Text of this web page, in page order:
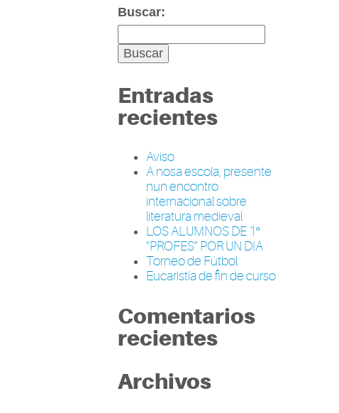
Buscar:
Entradas
recientes
Aviso
A nosa escola, presente
nun encontro
internacional sobre
literatura medieval
LOS ALUMNOS DE 1º
“PROFES” POR UN DIA
Torneo de Fútbol
Eucaristía de fin de curso
Comentarios
recientes
Archivos